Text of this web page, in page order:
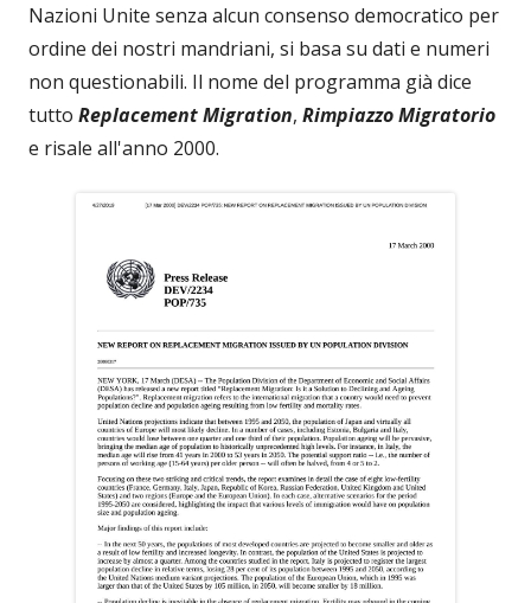
Nazioni Unite senza alcun consenso democratico per
ordine dei nostri mandriani, si basa su dati e numeri
non questionabili. Il nome del programma già dice
tutto Replacement Migration, Rimpiazzo Migratorio
e risale all'anno 2000.